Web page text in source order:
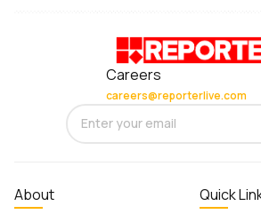
Careers
careers@reporterlive.com
About Quick